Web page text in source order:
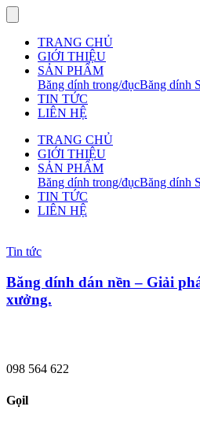
TRANG CHỦ
GIỚI THIỆU
SẢN PHẨM
Băng dính trong/đụcBăng dính
TIN TỨC
LIÊN HỆ
TRANG CHỦ
GIỚI THIỆU
SẢN PHẨM
Băng dính trong/đụcBăng dính
TIN TỨC
LIÊN HỆ
Tin tức
Băng dính dán nền – Giải
xưởng.
098 564 622
Gọil